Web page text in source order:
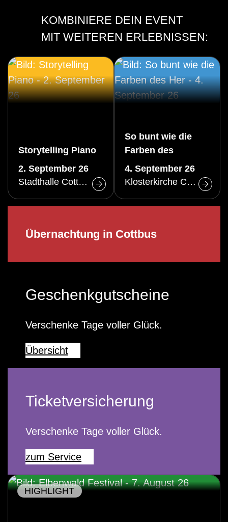
KOMBINIERE DEIN EVENT
MIT WEITEREN ERLEBNISSEN:
Storytelling Piano
2. September 26
Stadthalle Cottbus
So bunt wie die
Farben des
Herbstes
4. September 26
Klosterkirche Cottbus
Übernachtung in Cottbus
Geschenkgutscheine
Verschenke Tage voller Glück.
Übersicht
Ticketversicherung
Verschenke Tage voller Glück.
zum Service
HIGHLIGHT